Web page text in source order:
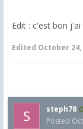
Edit : c'est bon
Edited October 24,
steph78
Posted